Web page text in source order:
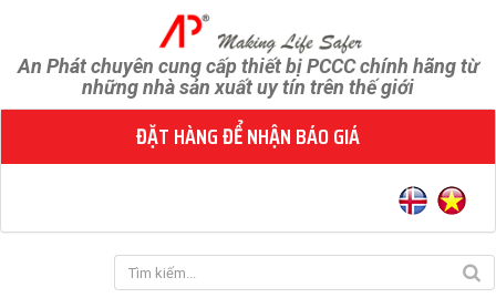
An Phát chuyên cung cấp thiết bị PCCC chính hãng từ
những nhà sản xuất uy tín trên thế giới
ĐẶT HÀNG ĐỂ NHẬN BÁO GIÁ